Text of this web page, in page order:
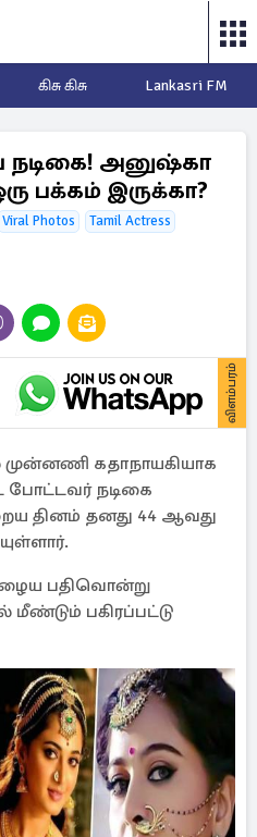
கிசு கிசு Lankasri FM
நடிகை! அனுஷ்கா
பக்கம் இருக்கா?
Viral Photos
Tamil Actress
விளம்பரம்
முன்னணி கதாநாயகியாக
நடிகை
தினம் தனது 44 ஆவது
பதிவொன்று
பகிரப்பட்டு